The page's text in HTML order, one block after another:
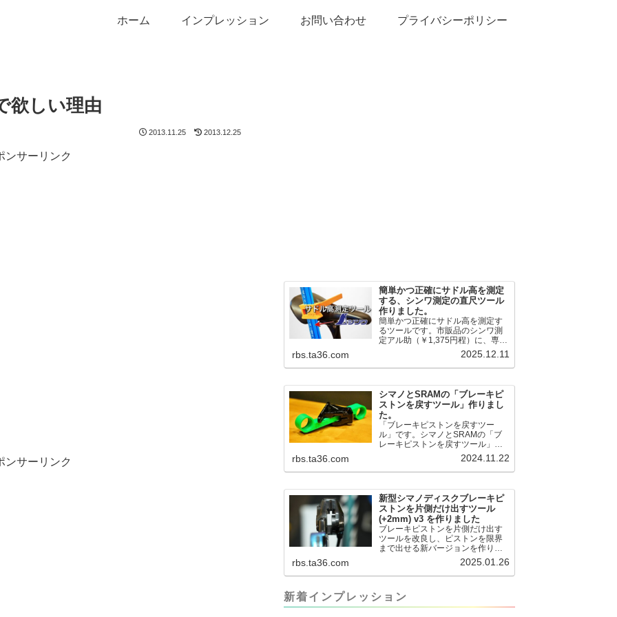
ホーム インプレッション お問い合わせ プライバシーポリシー
欲しい理由
2013.11.25 2013.12.25
ンサーリンク
ンサーリンク
簡単かつ正確にサドル高を測定
する、シンワ測定の直尺ツール
作りました。
簡単かつ正確にサドル高を測定す
るツールです。市販品のシンワ測
定アル助（￥1,375円程）に、専用
のサドル高測定ツールを取り付け
て使用します。これまで以上に、
サドル高を容易に測定できるよう
Sokutei) アルミ直尺 アル助 1m ホ
ワイト 65445posted at 2025.12.12
シンワ測定(Shinwa Sokutei)
￥1,375Amazon.c...
rbs.ta36.com 2025.12.11
シマノとSRAMの「ブレーキピ
ストンを戻すツール」作りまし
た。
「ブレーキピストンを戻すツー
ル」です。シマノとSRAMの「ブ
レーキピストンを戻すツール」作
りました。出したからには、戻す
必要が。。。でも、タイヤレバー
や六角レンチはつかってはダメだ
戻すツール」
pic.twitter.com/jiwVmCb32N— IT技
術者ロードバイク (@FJT_TKS)
November 22, 2024何ができるの
かというと、出ているピス...
rbs.ta36.com 2024.11.22
新型シマノディスクブレーキピ
ストンを片側だけ出すツール
(+2mm) v3 を作りました
ブレーキピストンを片側だけ出す
ツールを改良し、ピストンを限界
まで出せる新バージョンを作りま
した。前作よりも+2.18mm出せる
ようになりました。寸法設計に関
しては、数パターンを作って、オ
も安全な寸法設計に落ち着いてい
ます。ピストン出しチキンレース
rbs.ta36.com 2025.01.26
新着インプレッション